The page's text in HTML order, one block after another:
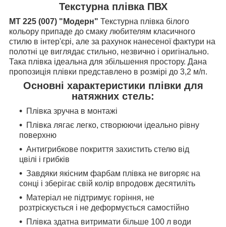
Текстурна плівка ПВХ
MT 225 (007) "Модерн" Текстурна плівка білого
кольору припаде до смаку любителям класичного
стилю в інтер'єрі, але за рахунок нанесеної фактури на
полотні це виглядає стильно, незвично і оригінально.
Така плівка ідеальна для збільшення простору. Дана
пропозиція плівки представлено в розмірі до 3,2 м/п.
Основні характеристики плівки для
натяжних стель:
Плівка зручна в монтажі
Плівка лягає легко, створюючи ідеально рівну
поверхню
Антигрибкове покриття захистить стелю від
цвілі і грибків
Завдяки якісним фарбам плівка не вигоряє на
сонці і зберігає свій колір впродовж десятиліть
Матеріал не підтримує горіння, не
розтріскується і не деформується самостійно
Плівка здатна витримати більше 100 л води